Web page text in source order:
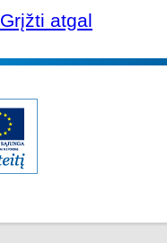
Grįžti atgal